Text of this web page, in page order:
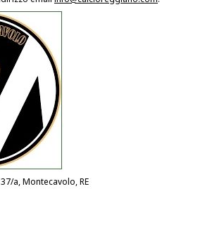
a, Montecavolo, RE